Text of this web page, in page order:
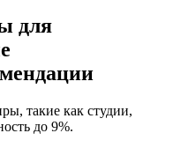
для
такие как студии,
до 9%.